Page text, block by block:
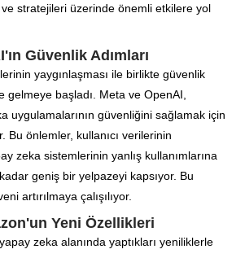
stratejileri üzerinde önemli etkilere yol
Güvenlik Adımları
yaygınlaşması ile birlikte güvenlik
gelmeye başladı. Meta ve OpenAI,
uygulamalarının güvenliğini sağlamak için
Bu önlemler, kullanıcı verilerinin
zeka sistemlerinin yanlış kullanımlarına
geniş bir yelpazeyi kapsıyor. Bu
artırılmaya çalışılıyor.
Yeni Özellikleri
zeka alanında yaptıkları yeniliklerle